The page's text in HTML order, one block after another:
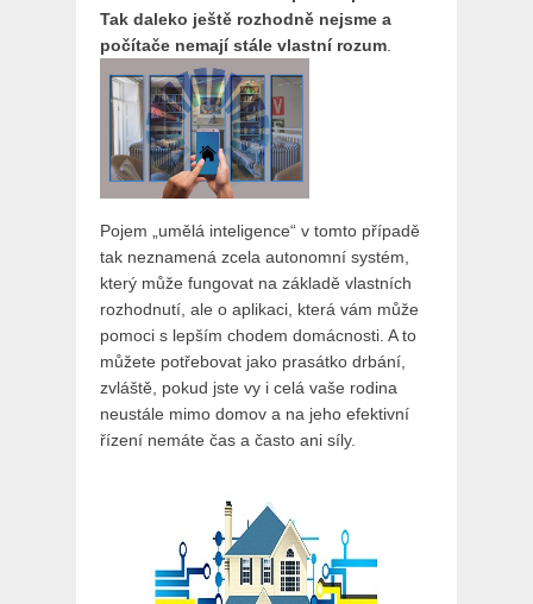
Tak daleko ještě rozhodně nejsme a
počítače nemají stále vlastní rozum.
Pojem „umělá inteligence“ v tomto případě
tak neznamená zcela autonomní systém,
který může fungovat na základě vlastních
rozhodnutí, ale o aplikaci, která vám může
pomoci s lepším chodem domácnosti. A to
můžete potřebovat jako prasátko drbání,
zvláště, pokud jste vy i celá vaše rodina
neustále mimo domov a na jeho efektivní
řízení nemáte čas a často ani síly.